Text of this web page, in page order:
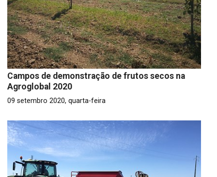
Campos de demonstração de frutos secos na
Agroglobal 2020
09 setembro 2020, quarta-feira